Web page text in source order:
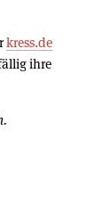
kress.de
ihre